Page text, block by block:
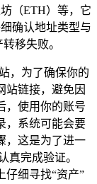
（ETH）等，它
确认地址类型与
移失败。
，为了确保你的
站链接，避免因
，使用你的账号
，系统可能会要
，这是为了进一
真完成验证。
仔细寻找“资产”